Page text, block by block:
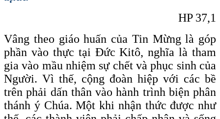
HP 37,1
Vâng theo giáo huấn của Tin Mừng là góp
phần vào thực tại Đức Kitô, nghĩa là tham
gia vào mầu nhiệm sự chết và phục sinh của
Người. Vì thế, cộng đoàn hiệp với các bề
trên phải dấn thân vào hành trình biện phân
thánh ý Chúa. Một khi nhận thức được như